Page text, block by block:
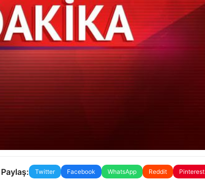
Paylaş: Twitter Facebook WhatsApp Reddit Pinterest